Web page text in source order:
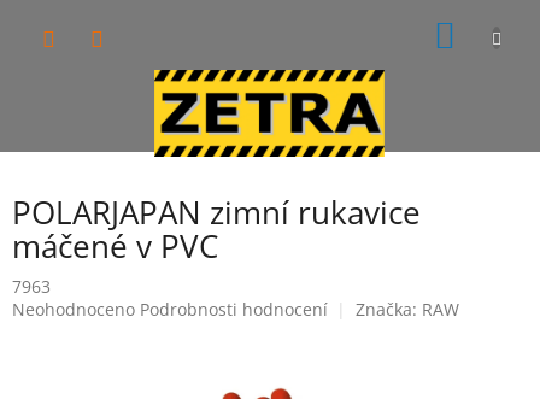
POLARJAPAN zimní rukavice
máčené v PVC
7963
Průměrné
Neohodnoceno Podrobnosti hodnocení Značka: RAW